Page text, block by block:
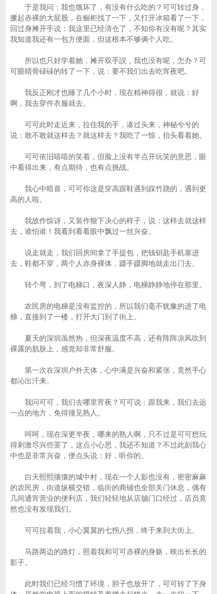
于是我问：我也饿坏了，有没有什么吃的？可可转过身，
撅起赤裸的大屁股，在橱柜找了一下，又打开冰箱看了一下，
回过身摊开手说：我这里已经清仓了，不知你有没有呢？其实
我知道我还有一包方便面，但这根本不够俩个人吃。
所以也只好学着她，摊开双手説，我也没有呢，怎办？可
可眼睛骨碌碌的转了一下，说：要不我们出去吃宵夜吧。
我反正刚才也睡了几个小时，现在精神得很，就说：好
啊，我去穿件衣服就去。
可可此时走近来，拉住我的手，凑过头来，神秘兮兮的
说：敢不敢就这样去？就这样去？我吃了一惊，抬头看着她。
可可依旧嘻嘻的笑着，但脸上没有半点开玩笑的意思，眼
中看得出来，有点期待，也有点挑战。
我心中暗喜，可可你这是穿高跟鞋遇到踩竹跷的，遇到更
高的人啦。
我故作惊讶，又装作狠下决心的样子，说：这样去就这样
去，谁怕谁！我看到看看眼中飘过一丝兴奋。
说走就走，我们回房间拿了手提包，把钱钥匙手机塞进
去，鞋都不穿，两个人赤身裸体，蹑手蹑脚地就走出门去。
转个弯，到了电梯口，夜深人静，电梯静静地停在那里。
农民房的电梯是没有监控的，所以我们毫不犹豫的进了电
梯，直接到了一楼，打开大门到了街上。
夏天的深圳虽然热，但深夜温度不高，还有阵阵凉风吹到
裸露的肌肤上，感觉却非常舒服。
第一次在深圳户外天体，心中满是兴奋和紧张，竟然手心
都沁出汗来。
我问可可，我们去哪里宵夜？可可说：跟我来，我们去远
一点的地方，免得撞见熟人。
呵呵，现在深更半夜，哪来的熟人啊，只不过是可可想玩
得刺激尽兴些罢了，这点小心思，我还不知道？不过此刻我心
中也是非常兴奋，便点头说：好，听你的。
白天熙熙攘攘的城中村，现在一个人影也没有，密密麻麻
的农民房，街道纵横交错，临街的商铺也全部关门休息，偶有
几间通宵营业的便利店，我们轻轻地从店舖门口经过，店员竟
然也没有发现我们。
可可拉着我，小心翼翼的七拐八拐，终于来到大街上。
马路两边的路灯，照着我和可可赤裸的身躯，映出长长的
影子。
此时我们已经习惯了环境，胆子也放开了，可可转了下身